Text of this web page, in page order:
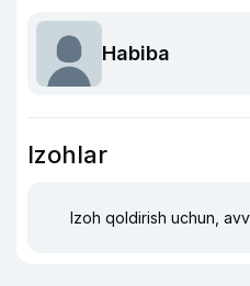
Habiba
Izohlar
Izoh qoldirish uchun,